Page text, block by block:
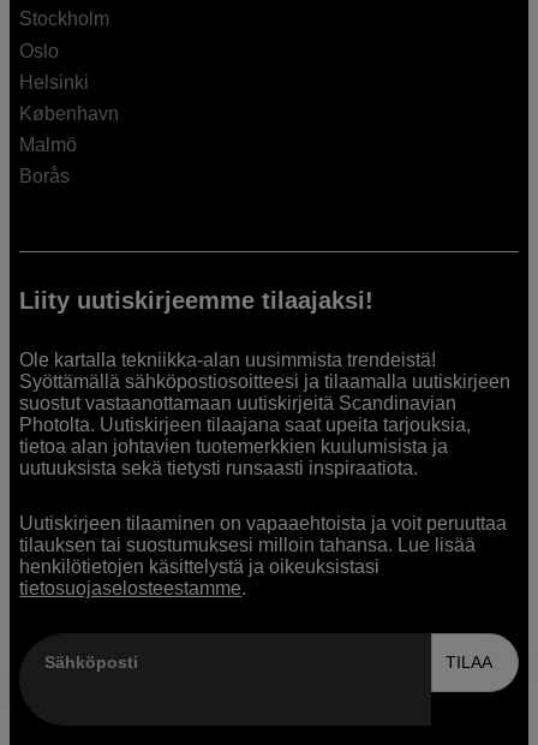
Stockholm
Oslo
Helsinki
København
Malmö
Borås
Liity uutiskirjeemme tilaajaksi!
Ole kartalla tekniikka-alan uusimmista trendeistä!
Syöttämällä sähköpostiosoitteesi ja tilaamalla uutiskirjeen
suostut vastaanottamaan uutiskirjeitä Scandinavian
Photolta. Uutiskirjeen tilaajana saat upeita tarjouksia,
tietoa alan johtavien tuotemerkkien kuulumisista ja
uutuuksista sekä tietysti runsaasti inspiraatiota.
Uutiskirjeen tilaaminen on vapaaehtoista ja voit peruuttaa
tilauksen tai suostumuksesi milloin tahansa. Lue lisää
henkilötietojen käsittelystä ja oikeuksistasi
tietosuojaselosteestamme.
Sähköposti TILAA